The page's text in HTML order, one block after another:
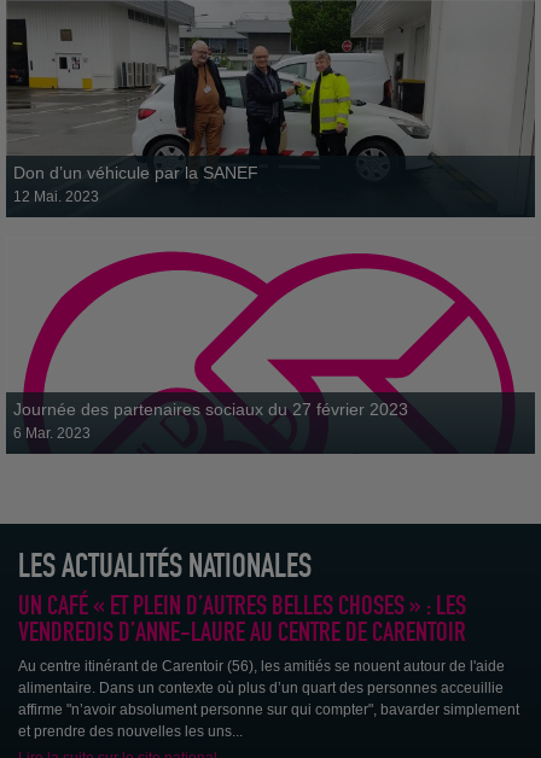
Don d’un véhicule par la SANEF
12 Mai. 2023
Journée des partenaires sociaux du 27 février 2023
6 Mar. 2023
6 mars 2023
Journée des partenaires sociaux du 27 février 2023
LES ACTUALITÉS NATIONALES
UN CAFÉ « ET PLEIN D’AUTRES BELLES CHOSES » : LES
VENDREDIS D’ANNE-LAURE AU CENTRE DE CARENTOIR
Au centre itinérant de Carentoir (56), les amitiés se nouent autour de l'aide
alimentaire. Dans un contexte où plus d’un quart des personnes acceuillie
affirme "n’avoir absolument personne sur qui compter", bavarder simplement
et prendre des nouvelles les uns...